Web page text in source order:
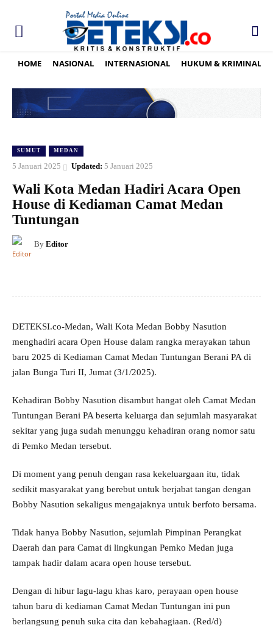
HOME NASIONAL INTERNASIONAL HUKUM & KRIMINAL
SUMUT MEDAN
5 Januari 2025 Updated: 5 Januari 2025
Wali Kota Medan Hadiri Acara Open
House di Kediaman Camat Medan
Tuntungan
By Editor
DETEKSI.co-Medan, Wali Kota Medan Bobby Nasution
menghadiri acara Open House dalam rangka merayakan tahun
baru 2025 di Kediaman Camat Medan Tuntungan Berani PA di
jalan Bunga Turi II, Jumat (3/1/2025).
Kehadiran Bobby Nasution disambut hangat oleh Camat Medan
Tuntungan Berani PA beserta keluarga dan sejumlah masyarakat
sekitar yang juga sudah menunggu kehadiran orang nomor satu
di Pemko Medan tersebut.
Di moment yang penuh dengan rasa kekeluargaan itu, tidak
sedikit masyarakat yang berebut untuk berjabat tangan dengan
Bobby Nasution sekaligus mengajaknya untuk berfoto bersama.
Tidak hanya Bobby Nasution, sejumlah Pimpinan Perangkat
Daerah dan para Camat di lingkungan Pemko Medan juga
tampak hadir dalam acara open house tersebut.
Dengan di hibur lagu-lagu khas karo, perayaan open house
tahun baru di kediaman Camat Medan Tuntungan ini pun
berlangsung penuh suka cita dan kebahagiaan. (Red/d)